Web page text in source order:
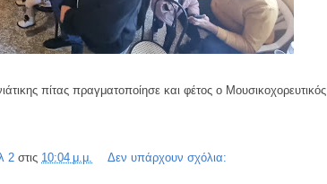
πίτας πραγματοποίησε και φέτος ο Μουσικοχορευτικός
2 στις 10:04 μ.μ. Δεν υπάρχουν σχόλια: